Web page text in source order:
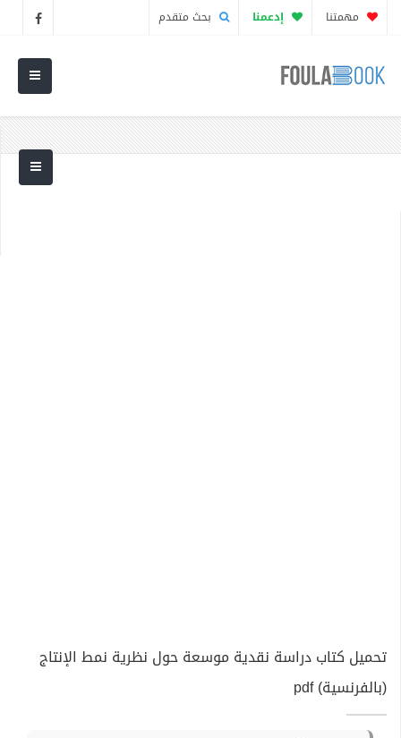
مهمتنا إدعمنا بحث متقدم
تحميل كتاب دراسة نقدية موسعة حول نظرية نمط الإنتاج
(بالفرنسية) pdf